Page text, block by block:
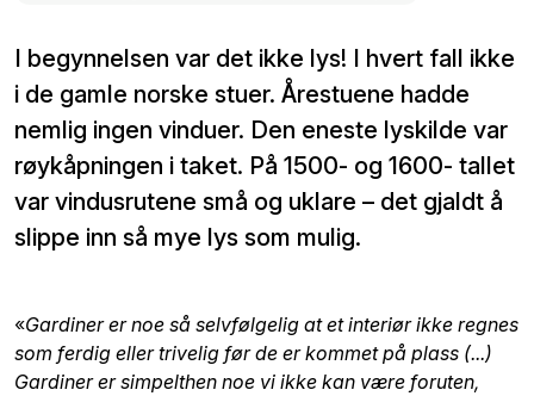
I begynnelsen var det ikke lys! I hvert fall ikke
i de gamle norske stuer. Årestuene hadde
nemlig ingen vinduer. Den eneste lyskilde var
røykåpningen i taket. På 1500- og 1600- tallet
var vindusrutene små og uklare – det gjaldt å
slippe inn så mye lys som mulig.
«Gardiner er noe så selvfølgelig at et interiør ikke regnes
som ferdig eller trivelig før de er kommet på plass (...)
Gardiner er simpelthen noe vi ikke kan være foruten,